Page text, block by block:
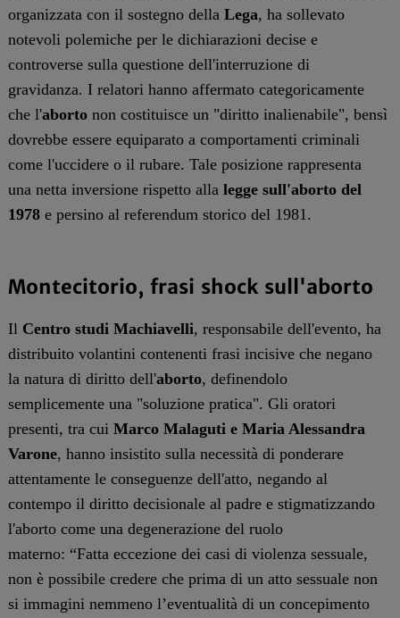
organizzata con il sostegno della Lega, ha sollevato
notevoli polemiche per le dichiarazioni decise e
controverse sulla questione dell'interruzione di
gravidanza. I relatori hanno affermato categoricamente
che l'abortonon costituisce un "diritto inalienabile", bensì
dovrebbe essere equiparato a comportamenti criminali
come l'uccidere o il rubare. Tale posizione rappresenta
una netta inversione rispetto alla legge sull'aborto del
1978e persino al referendum storico del 1981.
Montecitorio, frasi shock sull'aborto
Il Centro studi Machiavelli, responsabile dell'evento, ha
distribuito volantini contenenti frasi incisive che negano
la natura di diritto dell'aborto, definendolo
semplicemente una "soluzione pratica". Gli oratori
presenti, tra cui Marco Malaguti e Maria Alessandra
Varone, hanno insistito sulla necessità di ponderare
attentamente le conseguenze dell'atto, negando al
contempo il diritto decisionale al padre e stigmatizzando
l'aborto come una degenerazione del ruolo
materno: “Fatta eccezione dei casi di violenza sessuale,
non è possibile credere che prima di un atto sessuale non
si immagini nemmeno l’eventualità di un concepimento